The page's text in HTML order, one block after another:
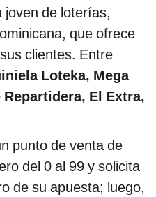
de loterías,
que ofrece
clientes. Entre
Loteka, Mega
Repartidera, El Extra,
punto de venta de
del 0 al 99 y solicita
de su apuesta; luego,